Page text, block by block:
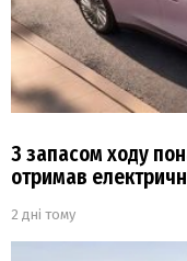
З запасом ходу
отримав
2 дні тому